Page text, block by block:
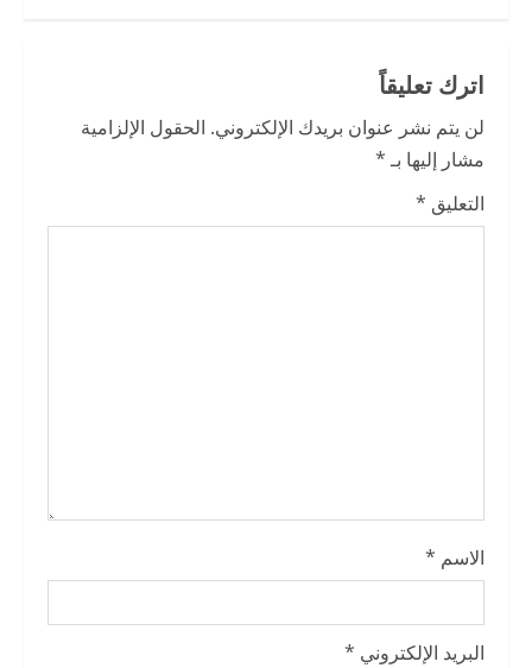
u
e
R
e
اترك تعليقاً
لن يتم نشر عنوان بريدك الإلكتروني. الحقول الإلزامية
مشار إليها بـ*
التعليق *
الاسم *
البريد الإلكتروني *